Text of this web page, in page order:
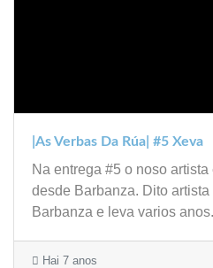
|As Verbas Da Rúa| #5 Xeva
Na entrega #5 o noso
desde Barbanza. Dito
Barbanza e leva varios
Hai 7 anos